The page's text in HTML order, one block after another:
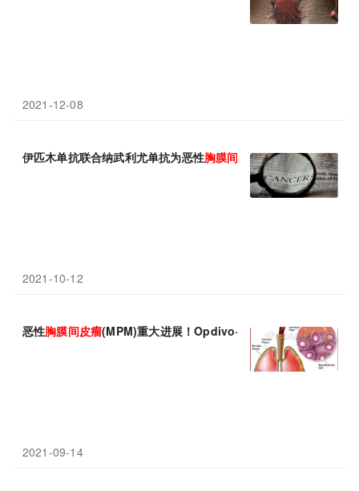
2021-12-08
伊匹木单抗联合纳武利尤单抗为恶性胸膜间皮瘤患者带来持久生存
2021-10-12
恶性胸膜间皮瘤(MPM)重大进展！Opdivo+Yervoy一线治疗3期临
2021-09-14